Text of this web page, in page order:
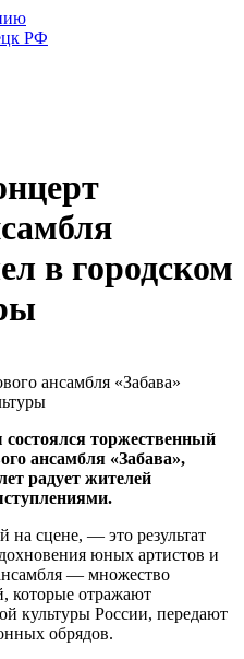
РФ
в городском
торжественный
ансамбля «Забава»,
радует жителей
сцене, — это результат
юных артистов и
— множество
которые отражают
культуры России, передают
обрядов.